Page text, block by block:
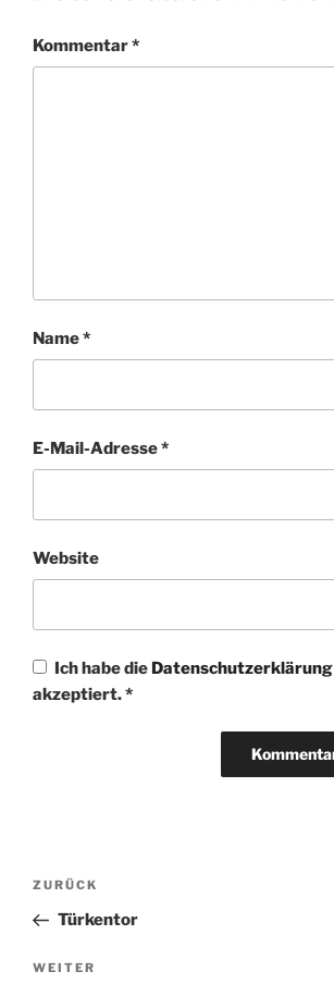
Kommentar*
Name*
E-Mail-Adresse*
Website
Ich habe die Datenschutzerklärung
akzeptiert.*
Beitragsnavigation
Vorheriger
Beitrag
ZURÜCK
Türkentor
Nächster
WEITER